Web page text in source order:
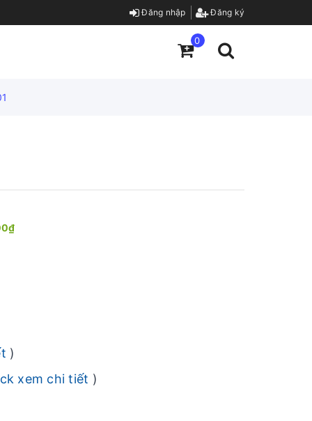
Đăng nhập Đăng ký
0
)
xem chi tiết )